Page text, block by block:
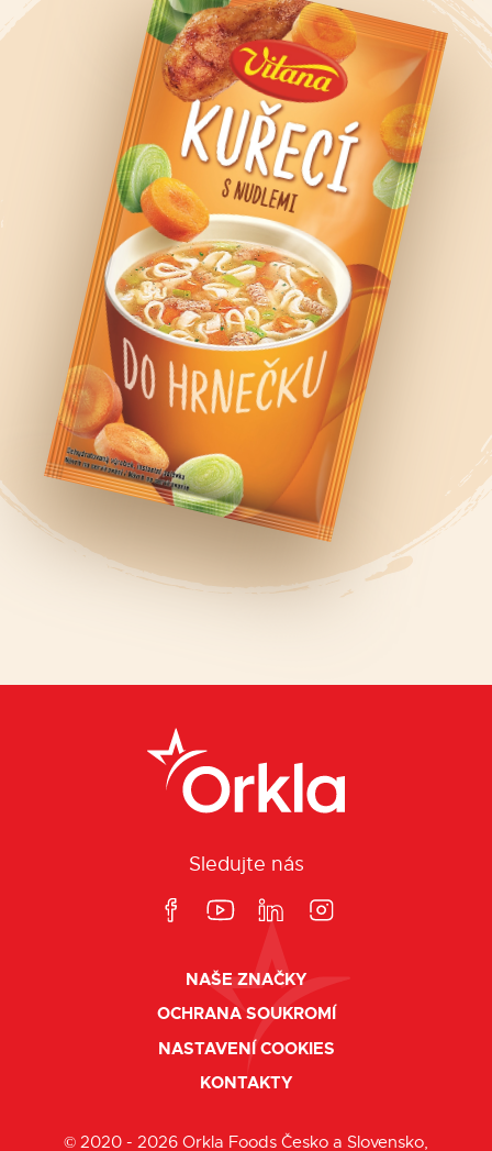
Sledujte nás
NAŠE ZNAČKY
OCHRANA SOUKROMÍ
NASTAVENÍ COOKIES
KONTAKTY
© 2020 - 2026 Orkla Foods Česko a Slovensko,